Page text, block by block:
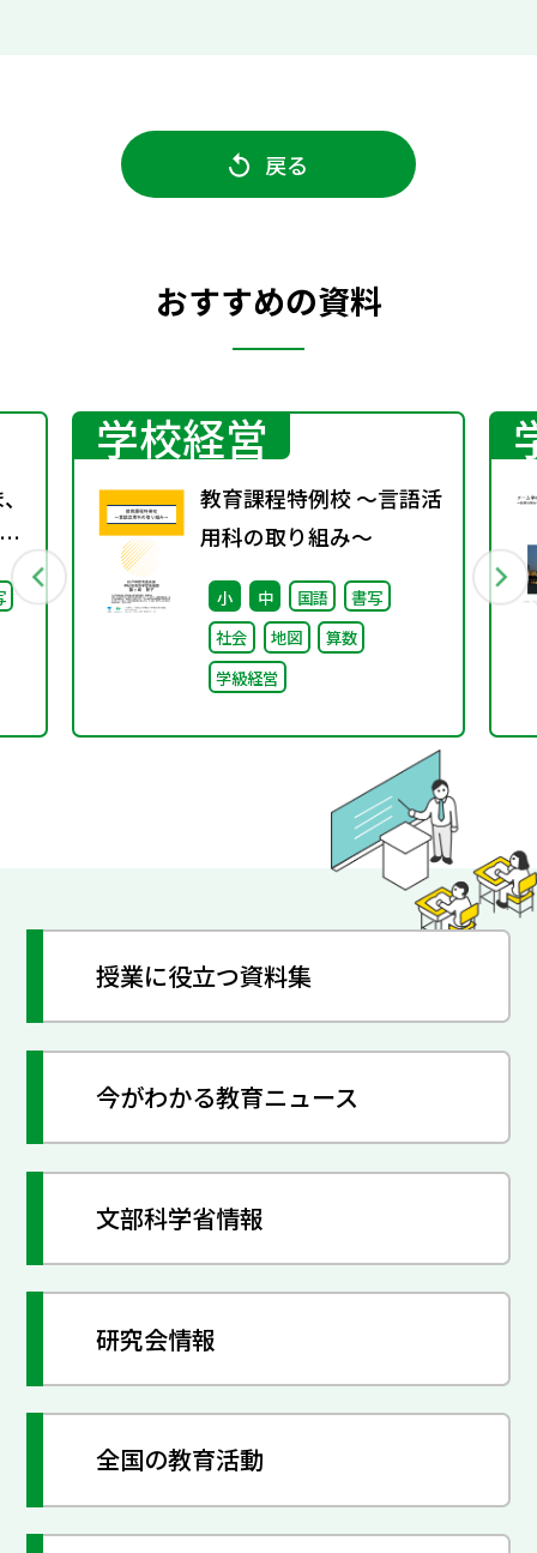
戻る
おすすめの資料
学校経営
教育課程特例校 ～言語活
用科の取り組み～
小 中 国語
書写
社会
地図
算数
学級経営
授業に役立つ資料集
今がわかる教育ニュース
文部科学省情報
研究会情報
全国の教育活動